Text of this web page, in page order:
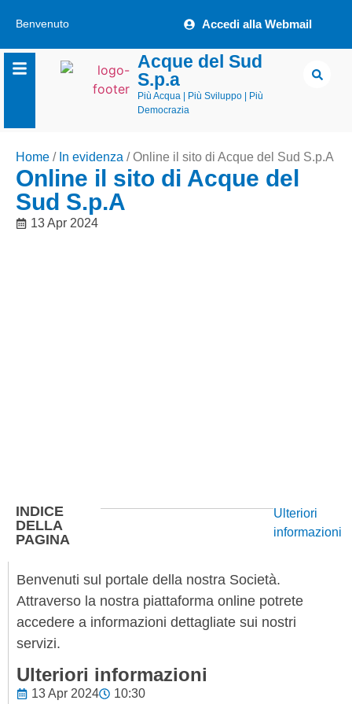
Benvenuto Accedi alla Webmail
Acque del Sud
S.p.a
Più Acqua | Più Sviluppo | Più
Democrazia
Home / In evidenza /Online il sito di Acque del Sud S.p.A
Online il sito di Acque del
Sud S.p.A
13 Apr 2024
INDICE
DELLA
PAGINA
Ulteriori
informazioni
Benvenuti sul portale della nostra Società.
Attraverso la nostra piattaforma online potrete
accedere a informazioni dettagliate sui nostri
servizi.
Ulteriori informazioni
13 Apr 2024 10:30